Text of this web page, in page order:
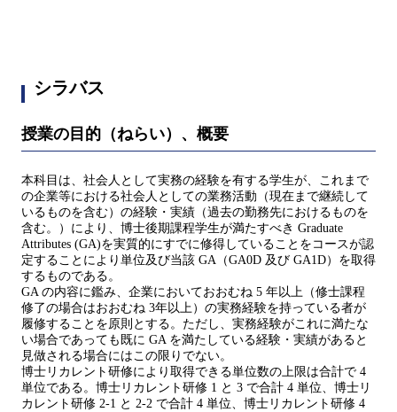
シラバス
授業の目的（ねらい）、概要
本科目は、社会人として実務の経験を有する学生が、これまで
の企業等における社会人としての業務活動（現在まで継続して
いるものを含む）の経験・実績（過去の勤務先におけるものを
含む。）により、博士後期課程学生が満たすべき Graduate
Attributes (GA)を実質的にすでに修得していることをコースが認
定することにより単位及び当該 GA（GA0D 及び GA1D）を取得
するものである。
GA の内容に鑑み、企業においておおむね 5 年以上（修士課程
修了の場合はおおむね 3年以上）の実務経験を持っている者が
履修することを原則とする。ただし、実務経験がこれに満たな
い場合であっても既に GA を満たしている経験・実績があると
見做される場合にはこの限りでない。
博士リカレント研修により取得できる単位数の上限は合計で 4
単位である。博士リカレント研修 1 と 3 で合計 4 単位、博士リ
カレント研修 2-1 と 2-2 で合計 4 単位、博士リカレント研修 4